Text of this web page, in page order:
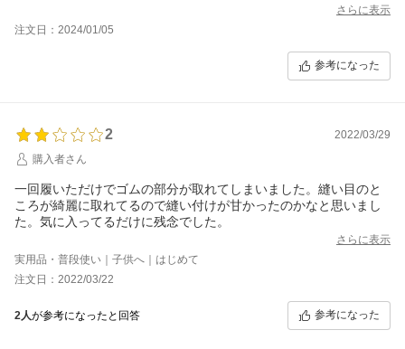
さらに表示
注文日：2024/01/05
参考になった
2
2022/03/29
購入者さん
一回履いただけでゴムの部分が取れてしまいました。縫い目のと
ころが綺麗に取れてるので縫い付けが甘かったのかなと思いまし
た。気に入ってるだけに残念でした。
さらに表示
実用品・普段使い｜子供へ｜はじめて
注文日：2022/03/22
2人が参考になったと回答 参考になった